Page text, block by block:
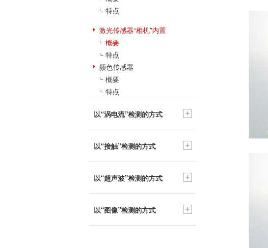
特点
激光传感器“相机”内置
概要
特点
颜色传感器
概要
特点
以“涡电流”检测的方式
以“接触”检测的方式
以“超声波”检测的方式
以“图像”检测的方式